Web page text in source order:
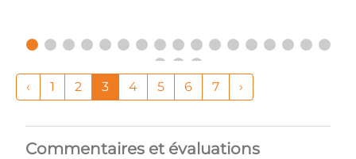
‹ 1 2 3 4 5 6 7 ›
Commentaires et évaluations